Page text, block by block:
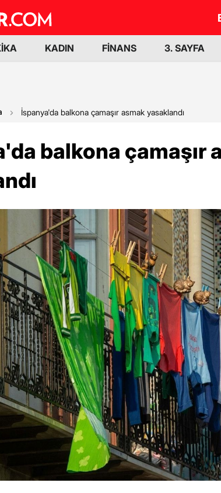
KADIN FİNANS 3. SAYFA
İspanya'da balkona çamaşır asmak yasaklandı
balkona çamaşır